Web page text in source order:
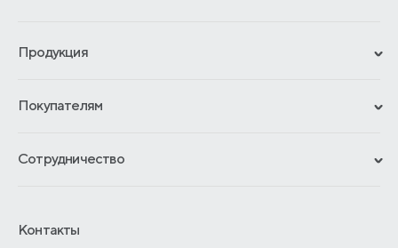
Продукция
Гарантии
Отзывы покупателей
Покупателям
Обмен и возврат
Как оформить заказ
Сотрудничество
Отельерам
Контакты